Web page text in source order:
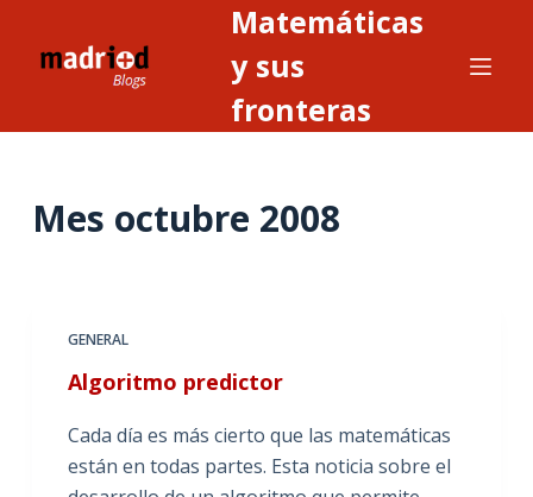
Matemáticas
y sus
fronteras
Mes octubre 2008
GENERAL
Algoritmo predictor
Cada día es más cierto que las matemáticas
están en todas partes. Esta noticia sobre el